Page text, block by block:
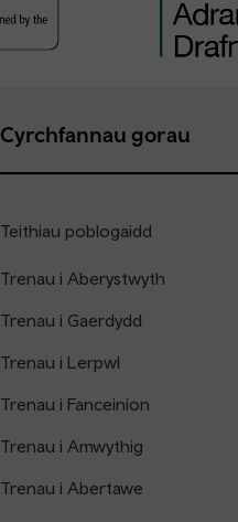
Cyrchfannau gorau
Teithiau poblogaidd
Trenau i Aberystwyth
Trenau i Gaerdydd
Trenau i Lerpwl
Trenau i Fanceinion
Trenau i Amwythig
Trenau i Abertawe